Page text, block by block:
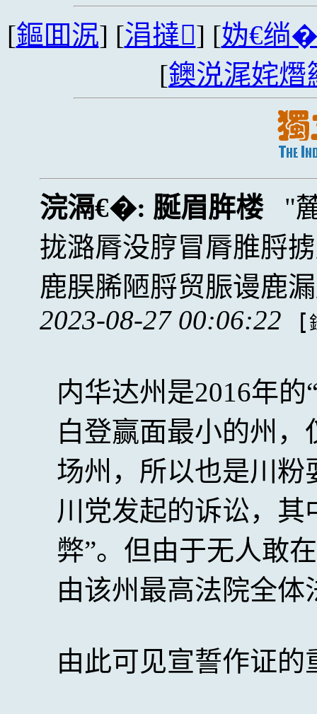
[鏂囬泦] [涓撻] [妫€绱
[鐭涚浘姹熸
浣滆€�: 脠眉脌楼
拢潞脣没脝冒脣脽脟
鹿脵脪陋脟贸脤谩鹿
2023-08-27 00:06:22
[
内华达州是2016年
白登赢面最小的州，
场州，所以也是川
川党发起的诉讼，其
弊”。但由于无人敢
由该州最高法院全
由此可见宣誓作证